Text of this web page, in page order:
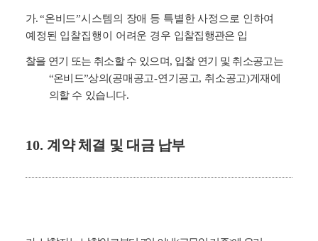
가.“온비드”시스템의 장애 등 특별한 사정으로 인하여
예정된 입찰집행이 어려운 경우 입찰집행관은 입
찰을 연기 또는 취소할 수 있으며, 입찰 연기 및 취소공고는
“온비드”상의(공매공고-연기공고, 취소공고)게재에
의할 수 있습니다.
10. 계약 체결 및 대금 납부